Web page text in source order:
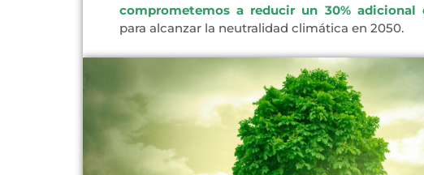
comprometemos a reducir un 30% adicional
para alcanzar la neutralidad climática en 2050.